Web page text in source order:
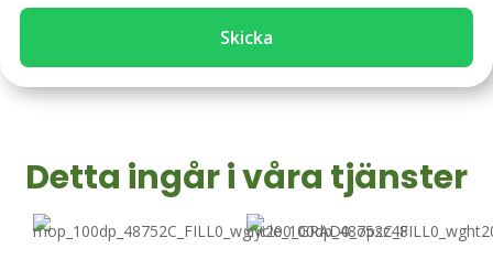
Skicka
Detta ingår i våra tjänster